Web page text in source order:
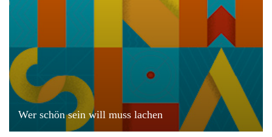
Wer schön sein will muss lachen